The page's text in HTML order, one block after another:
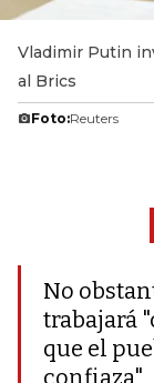
Vladimir Putin
al Brics
Foto:Reuters
No
trabajará
que el
confiaza"